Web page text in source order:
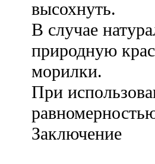
высохнуть.
В случае
природную
морилки.
При
Заключение